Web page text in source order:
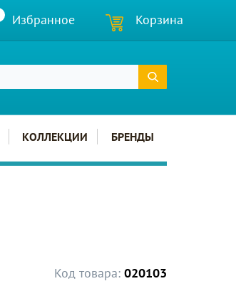
Избранное Корзина
КОЛЛЕКЦИИ БРЕНДЫ
Код товара: 020103